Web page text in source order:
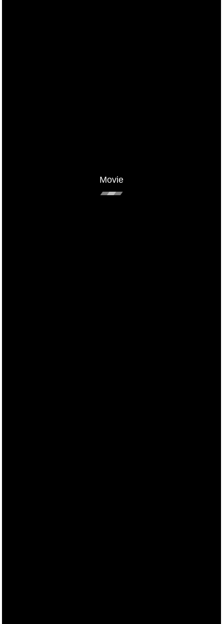
Movie